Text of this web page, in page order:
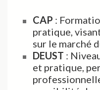
CAP :
pratique,
sur le marché
DEUST :
et pratique,